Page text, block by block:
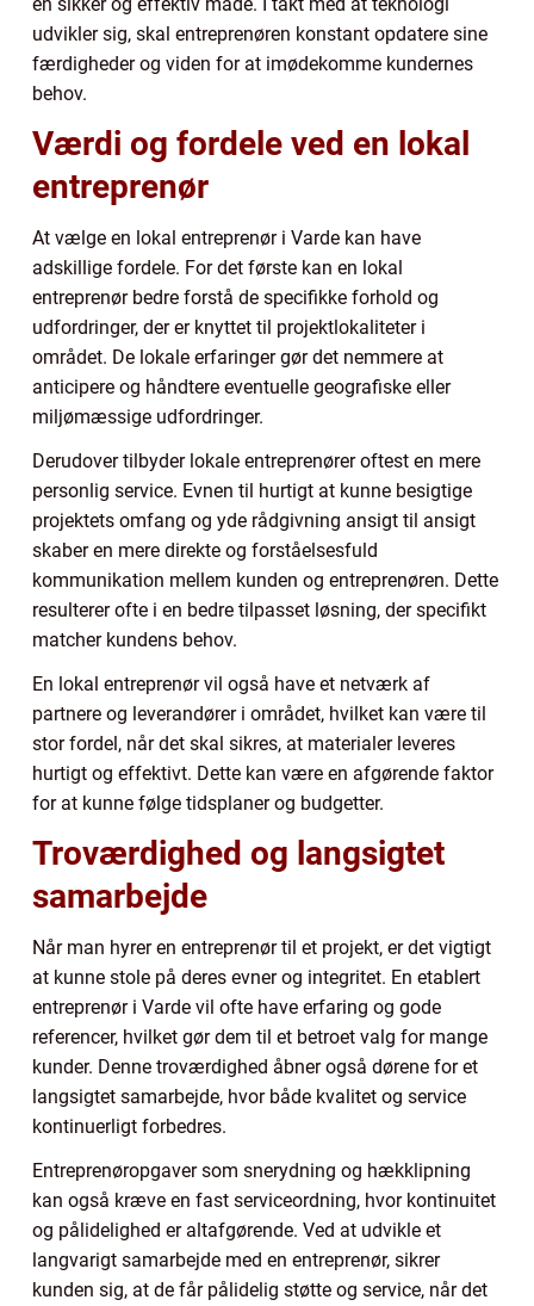
udvikler sig, skal entreprenøren konstant opdatere sine
færdigheder og viden for at imødekomme kundernes
behov.
Værdi og fordele ved en lokal
entreprenør
At vælge en lokal entreprenør i Varde kan have
adskillige fordele. For det første kan en lokal
entreprenør bedre forstå de specifikke forhold og
udfordringer, der er knyttet til projektlokaliteter i
området. De lokale erfaringer gør det nemmere at
anticipere og håndtere eventuelle geografiske eller
miljømæssige udfordringer.
Derudover tilbyder lokale entreprenører oftest en mere
personlig service. Evnen til hurtigt at kunne besigtige
projektets omfang og yde rådgivning ansigt til ansigt
skaber en mere direkte og forståelsesfuld
kommunikation mellem kunden og entreprenøren. Dette
resulterer ofte i en bedre tilpasset løsning, der specifikt
matcher kundens behov.
En lokal entreprenør vil også have et netværk af
partnere og leverandører i området, hvilket kan være til
stor fordel, når det skal sikres, at materialer leveres
hurtigt og effektivt. Dette kan være en afgørende faktor
for at kunne følge tidsplaner og budgetter.
Troværdighed og langsigtet
samarbejde
Når man hyrer en entreprenør til et projekt, er det vigtigt
at kunne stole på deres evner og integritet. En etablert
entreprenør i Varde vil ofte have erfaring og gode
referencer, hvilket gør dem til et betroet valg for mange
kunder. Denne troværdighed åbner også dørene for et
langsigtet samarbejde, hvor både kvalitet og service
kontinuerligt forbedres.
Entreprenøropgaver som snerydning og hækklipning
kan også kræve en fast serviceordning, hvor kontinuitet
og pålidelighed er altafgørende. Ved at udvikle et
langvarigt samarbejde med en entreprenør, sikrer
kunden sig, at de får pålidelig støtte og service, når det